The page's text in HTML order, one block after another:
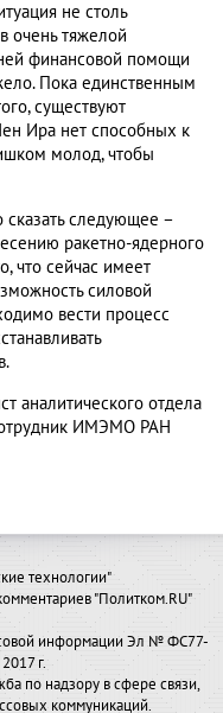
не столь
очень тяжелой
финансовой помощи
Пока единственным
существуют
Ира нет способных к
молод, чтобы
сказать следующее –
ракетно-ядерного
что сейчас имеет
силовой
вести процесс
аналитического отдела
ИМЭМО РАН
технологии"
"Политком.RU"
информации Эл № ФС77-
г.
по надзору в сфере связи,
коммуникаций.